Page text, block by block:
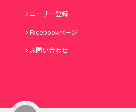
ユーザー登録
Facebookページ
お問い合わせ